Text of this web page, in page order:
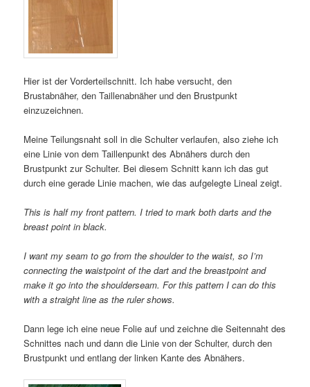
Hier ist der Vorderteilschnitt. Ich habe versucht, den
Brustabnäher, den Taillenabnäher und den Brustpunkt
einzuzeichnen.
Meine Teilungsnaht soll in die Schulter verlaufen, also ziehe ich
eine Linie von dem Taillenpunkt des Abnähers durch den
Brustpunkt zur Schulter. Bei diesem Schnitt kann ich das gut
durch eine gerade Linie machen, wie das aufgelegte Lineal zeigt.
This is half my front pattern. I tried to mark both darts and the
breast point in black.
I want my seam to go from the shoulder to the waist, so I’m
connecting the waistpoint of the dart and the breastpoint and
make it go into the shoulderseam. For this pattern I can do this
with a straight line as the ruler shows.
Dann lege ich eine neue Folie auf und zeichne die Seitennaht des
Schnittes nach und dann die Linie von der Schulter, durch den
Brustpunkt und entlang der linken Kante des Abnähers.